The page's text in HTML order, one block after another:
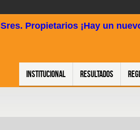
Sres. Propietarios ¡Hay un
Institucional Resultados